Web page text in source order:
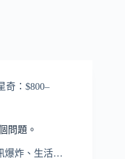
奇：$800–
問題。
爆炸、生活…